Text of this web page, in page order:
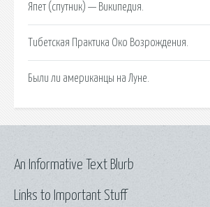
Япет (спутник) — Википедия.
Тибетская Практика Око Возрождения.
Были ли американцы на Луне.
Links to Important Stuff
An Informative Text Blurb